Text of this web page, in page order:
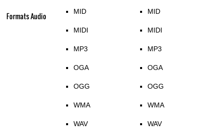
Formats Audio MID
MIDI
MP3
OGA
OGG
WMA
WAV
MID
MIDI
MP3
OGA
OGG
WMA
WAV